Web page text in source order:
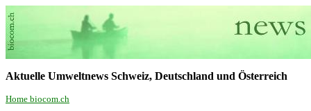
Aktuelle Umweltnews Schweiz, Deutschland und Österreich
Home biocom.ch